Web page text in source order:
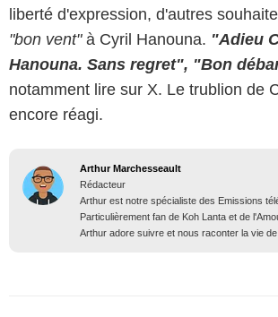
liberté d'expression, d'autres
"bon vent"à Cyril Hanouna. "Adieu
Hanouna. Sans regret", "Bon
notamment lire sur X. Le trublion de
encore réagi.
Arthur Marchesseault
Rédacteur
Arthur est notre spécialiste des Emissions
Particulièrement fan de Koh Lanta et de
Arthur adore suivre et nous raconter la vie